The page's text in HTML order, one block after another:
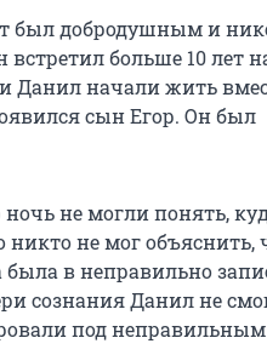
был добродушным и
больше 10 лет
Данил начали жить
сын Егор. Он был
не могли понять,
не мог объяснить,
в неправильно
сознания Данил не
под